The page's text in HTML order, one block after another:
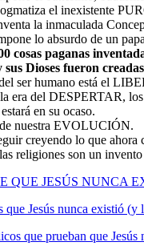
el inexistente
la inmaculada
lo absurdo de un
cosas paganas
sus Dioses fueron
ser humano está el
era del DESPERTAR,
en su ocaso.
nuestra EVOLUCIÓN.
creyendo lo que ahora
religiones son un
QUE JESÚS NUNCA
que Jesús nunca existió (y
que prueban que